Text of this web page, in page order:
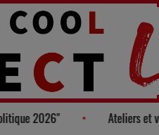
de la politique 2026"